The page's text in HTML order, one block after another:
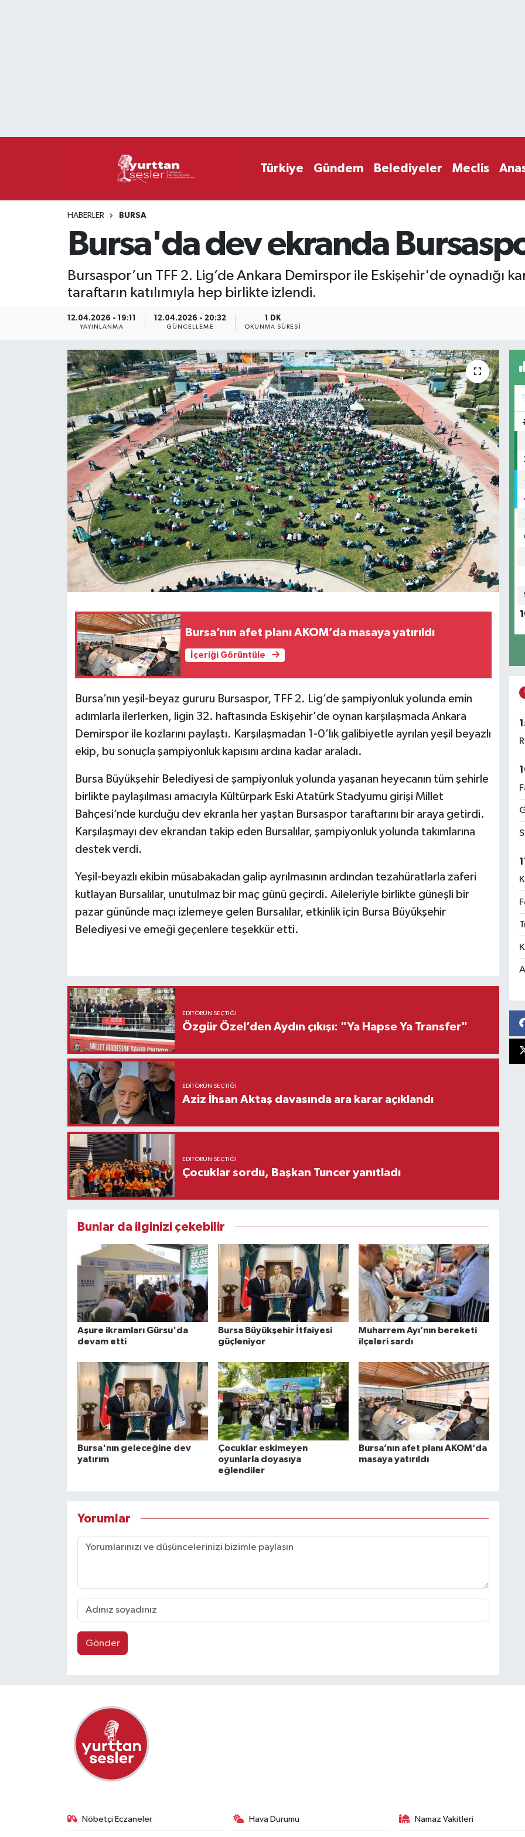
Türkiye Gündem Belediyeler Meclis
HABERLER BURSA
Bursa'da dev ekranda
Bursaspor’un TFF 2. Lig’de Ankara Demirspor ile Eskişehir'de oynadığı
taraftarın katılımıyla hep birlikte izlendi.
12.04.2026 - 19:11
YAYINLANMA
12.04.2026 - 20:32
GÜNCELLEME
1 DK
OKUNMA SÜRESI
Bursa’nın afet planı AKOM’da masaya yatırıldı
İçeriği Görüntüle
Bursa’nın yeşil-beyaz gururu Bursaspor, TFF 2. Lig’de şampiyonluk yolunda emin
adımlarla ilerlerken, ligin 32. haftasında Eskişehir'de oynan karşılaşmada Ankara
Demirspor ile kozlarını paylaştı. Karşılaşmadan 1-0’lık galibiyetle ayrılan yeşil beyazlı
ekip, bu sonuçla şampiyonluk kapısını ardına kadar araladı.
Bursa Büyükşehir Belediyesi de şampiyonluk yolunda yaşanan heyecanın tüm şehirle
birlikte paylaşılması amacıyla Kültürpark Eski Atatürk Stadyumu girişi Millet
Bahçesi’nde kurduğu dev ekranla her yaştan Bursaspor taraftarını bir araya getirdi.
Karşılaşmayı dev ekrandan takip eden Bursalılar, şampiyonluk yolunda takımlarına
destek verdi.
Yeşil-beyazlı ekibin müsabakadan galip ayrılmasının ardından tezahüratlarla zaferi
kutlayan Bursalılar, unutulmaz bir maç günü geçirdi. Aileleriyle birlikte güneşli bir
pazar gününde maçı izlemeye gelen Bursalılar, etkinlik için Bursa Büyükşehir
Belediyesi ve emeği geçenlere teşekkür etti.
EDITÖRÜN SEÇTIĞI
Özgür Özel’den Aydın çıkışı: "Ya Hapse Ya Transfer"
EDITÖRÜN SEÇTIĞI
Aziz İhsan Aktaş davasında ara karar açıklandı
EDITÖRÜN SEÇTIĞI
Çocuklar sordu, Başkan Tuncer yanıtladı
Bunlar da ilginizi çekebilir
Aşure ikramları Gürsu'da
devam etti
Bursa Büyükşehir İtfaiyesi
güçleniyor
Muharrem Ayı’nın bereketi
ilçeleri sardı
Bursa'nın geleceğine dev
yatırım
Çocuklar eskimeyen
oyunlarla doyasıya
eğlendiler
Bursa’nın afet planı AKOM’da
masaya yatırıldı
Yorumlar
Gönder
Nöbetçi Eczaneler Hava Durumu Namaz Vakitleri
Süper Lig Puan Durumu ve Fikstür
Haber Arşivi